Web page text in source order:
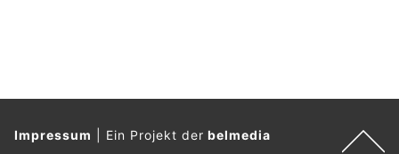
Impressum Ein Projekt derbelmedia